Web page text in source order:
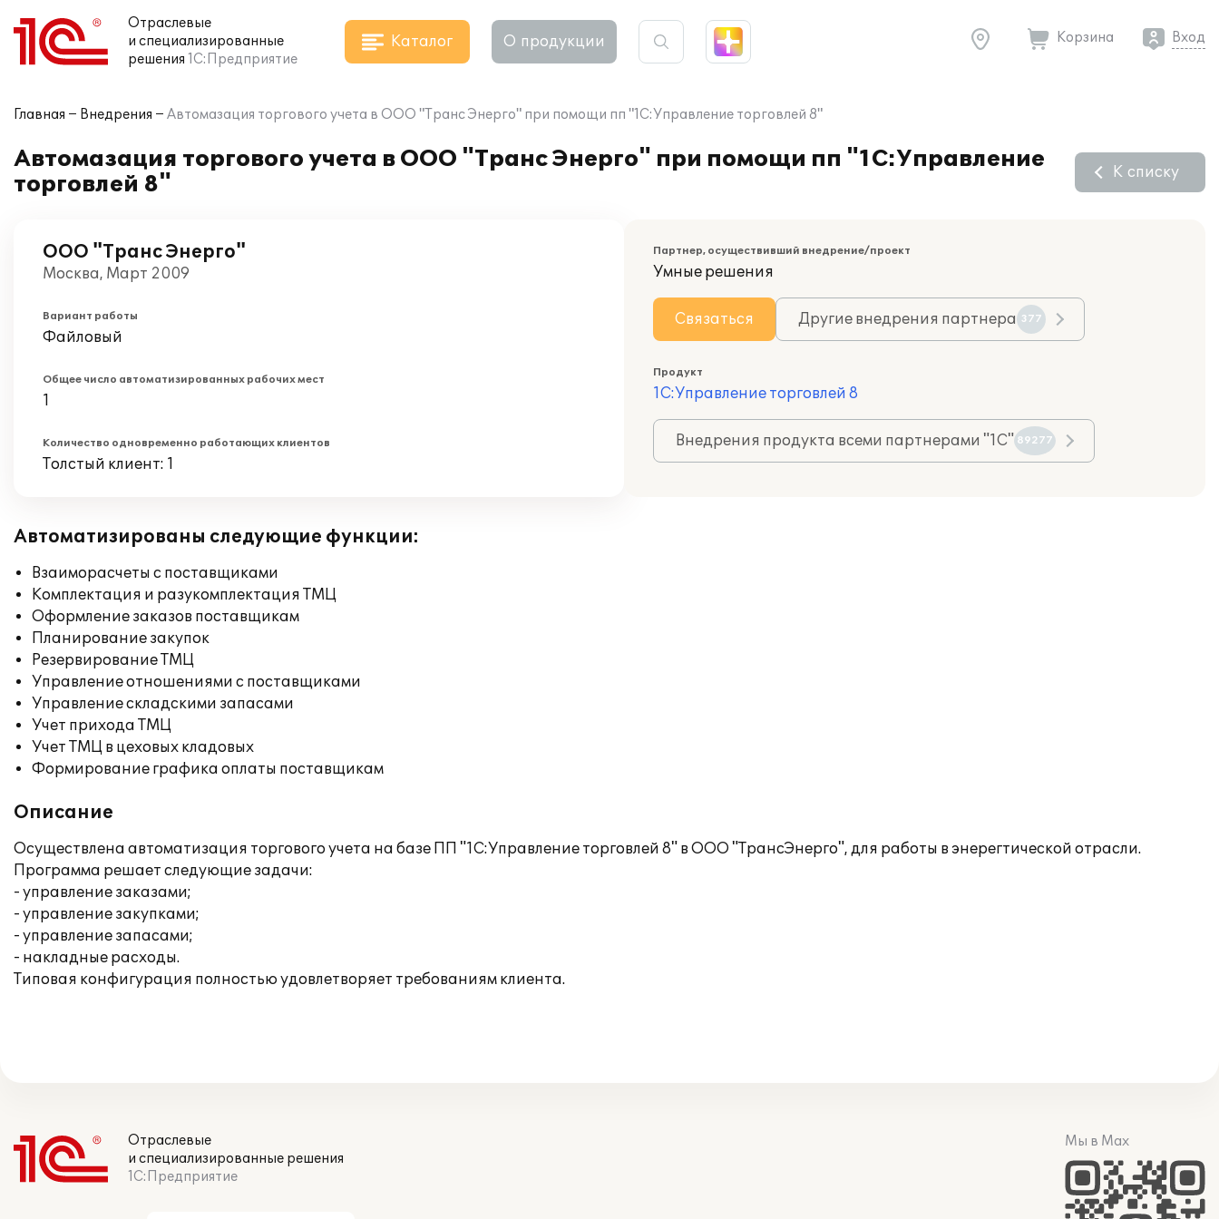
Отраслевые
и специализированные
решения 1С:Предприятие
Каталог О продукции Корзина Вход
Главная Внедрения Автомазация торгового учета в ООО "Транс Энерго" при помощи пп "1С:Управление торговлей 8"
Автомазация торгового учета в ООО "Транс Энерго" при помощи пп "1С:Управление
торговлей 8"
К списку
ООО "Транс Энерго"
Москва, Март 2009
Вариант работы
Файловый
Общее число автоматизированных рабочих мест
1
Количество одновременно работающих клиентов
Толстый клиент: 1
Партнер, осуществивший внедрение/проект
Умные решения
Связаться Другие внедрения партнера 377
Продукт
1С:Управление торговлей 8
Внедрения продукта всеми партнерами "1С" 89277
Автоматизированы следующие функции:
Взаиморасчеты с поставщиками
Комплектация и разукомплектация ТМЦ
Оформление заказов поставщикам
Планирование закупок
Резервирование ТМЦ
Управление отношениями с поставщиками
Управление складскими запасами
Учет прихода ТМЦ
Учет ТМЦ в цеховых кладовых
Формирование графика оплаты поставщикам
Описание
Осуществлена автоматизация торгового учета на базе ПП "1С:Управление торговлей 8" в ООО "ТрансЭнерго", для работы в энерегтической отрасли.
Программа решает следующие задачи:
- управление заказами;
- управление закупками;
- управление запасами;
- накладные расходы.
Типовая конфигурация полностью удовлетворяет требованиям клиента.
Отраслевые
и специализированные решения
1С:Предприятие
Мы в Max